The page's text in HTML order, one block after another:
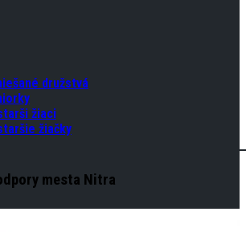
družstvá
žiaci
žiačky
mesta Nitra